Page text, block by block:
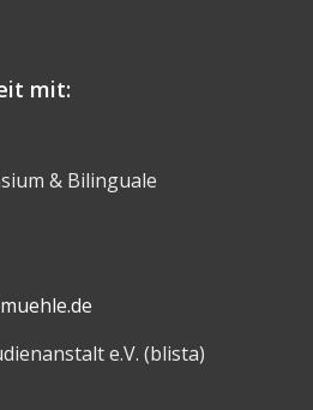
mit:
& Bilinguale
e.V. (blista)